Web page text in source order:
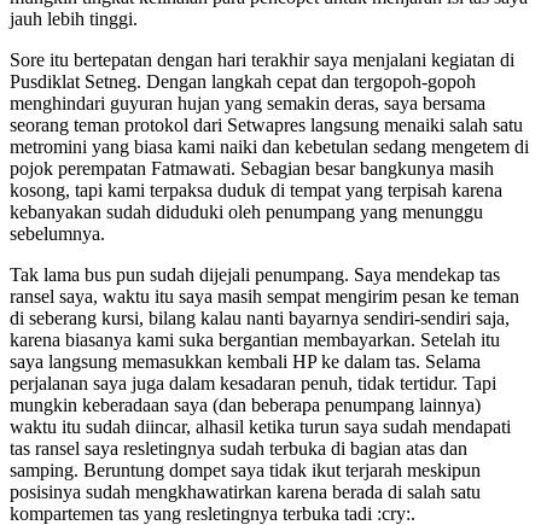
jauh lebih tinggi.
Sore itu bertepatan dengan hari terakhir saya menjalani kegiatan di
Pusdiklat Setneg. Dengan langkah cepat dan tergopoh-gopoh
menghindari guyuran hujan yang semakin deras, saya bersama
seorang teman protokol dari Setwapres langsung menaiki salah satu
metromini yang biasa kami naiki dan kebetulan sedang mengetem di
pojok perempatan Fatmawati. Sebagian besar bangkunya masih
kosong, tapi kami terpaksa duduk di tempat yang terpisah karena
kebanyakan sudah diduduki oleh penumpang yang menunggu
sebelumnya.
Tak lama bus pun sudah dijejali penumpang. Saya mendekap tas
ransel saya, waktu itu saya masih sempat mengirim pesan ke teman
di seberang kursi, bilang kalau nanti bayarnya sendiri-sendiri saja,
karena biasanya kami suka bergantian membayarkan. Setelah itu
saya langsung memasukkan kembali HP ke dalam tas. Selama
perjalanan saya juga dalam kesadaran penuh, tidak tertidur. Tapi
mungkin keberadaan saya (dan beberapa penumpang lainnya)
waktu itu sudah diincar, alhasil ketika turun saya sudah mendapati
tas ransel saya resletingnya sudah terbuka di bagian atas dan
samping. Beruntung dompet saya tidak ikut terjarah meskipun
posisinya sudah mengkhawatirkan karena berada di salah satu
kompartemen tas yang resletingnya terbuka tadi :cry:.